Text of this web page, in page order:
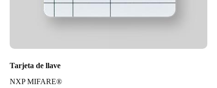
Tarjeta de llave
NXP MIFARE®